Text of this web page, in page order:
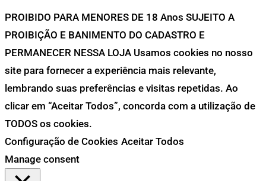
PROIBIDO PARA MENORES DE 18 Anos SUJEITO A
PROIBIÇÃO E BANIMENTO DO CADASTRO E
PERMANECER NESSA LOJA Usamos cookies no nosso
site para fornecer a experiência mais relevante,
lembrando suas preferências e visitas repetidas. Ao
clicar em “Aceitar Todos”, concorda com a utilização de
TODOS os cookies.
Configuração de Cookies Aceitar Todos
Manage consent